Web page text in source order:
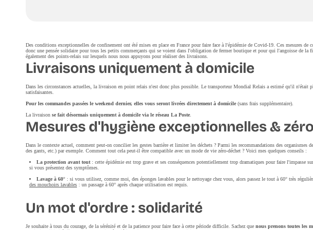
Des conditions exceptionnelles de confinement ont été mises en place en France pour faire face à l'épidémie de Covid-19. Ces mesures de
donc une pensée solidaire pour tous les petits commerçants qui se voient dans l'obligation de fermer boutique et pour qui l'angoisse de la
également des points-relais sur lesquels nous nous appuyons pour réaliser des livraisons.
Livraisons uniquement à domicile
Dans les circonstances actuelles, la livraison en point relais n'est donc plus possible. Le transporteur Mondial Relais a estimé qu'il n'était
satisfaisantes.
Pour les commandes passées le weekend dernier, elles vous seront livrées directement à domicile (sans frais supplémentaire).
La livraison se fait désormais uniquement à domicile via le réseau La Poste
Mesures d'hygiène exceptionnelles &
Dans le contexte actuel, comment peut-on concilier les gestes barrière et limiter les déchets ? Parmi les recommandations des organismes
des gants, etc.) par exemple. Comment tout cela peut-il être compatible avec un mode de vie zéro-déchet ? Voici mes quelques conseils :
La protection avant tout : cette épidémie est trop grave et ses conséquences potentiellement trop dramatiques pour faire l'impasse
si vous présentez des symptômes.
Lavage à 60° : si vous utilisez, comme moi, des éponges lavables pour le nettoyage chez vous, alors passez le tout à 60° très
des mouchoirs lavables : un passage à 60° après chaque utilisation est requis.
Un mot d'ordre : solidarité
Je souhaite à tous du courage, de la sérénité et de la patience pour faire face à cette période difficile. Sachez que nous prenons toutes les